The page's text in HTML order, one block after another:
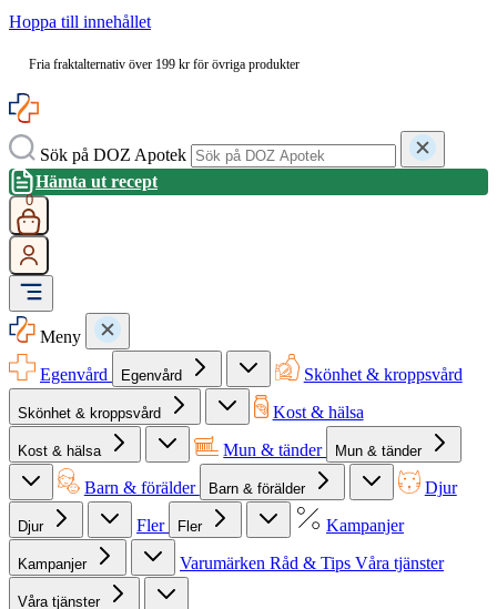
Hoppa till innehållet
Fria fraktalternativ över 199 kr för övriga produkter
Sök på DOZ Apotek
Hämta ut recept
0
Meny
Egenvård
Egenvård Skönhet & kroppsvård
Skönhet & kroppsvård Kost & hälsa
Kost & hälsa Mun & tänder Mun & tänder
Barn & förälder Barn & förälder Djur
Djur Fler Fler Kampanjer
Kampanjer Varumärken Råd & Tips Våra tjänster
Våra tjänster